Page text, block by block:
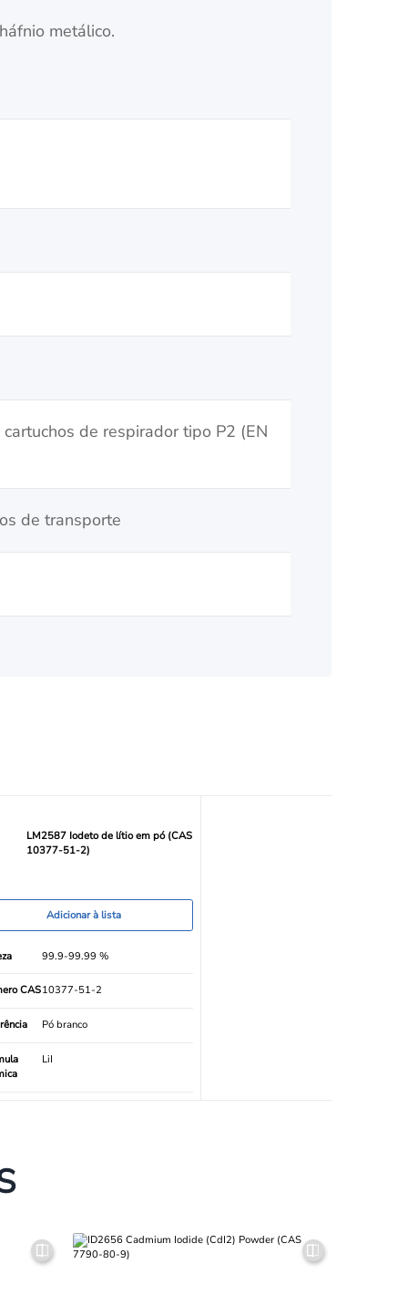
metálico.
de respirador tipo P2 (EN
de transporte
LM2587 Iodeto de lítio em pó (CAS
10377-51-2)
Adicionar à lista
99.9-99.99 %
CAS10377-51-2
Pó branco
LiI